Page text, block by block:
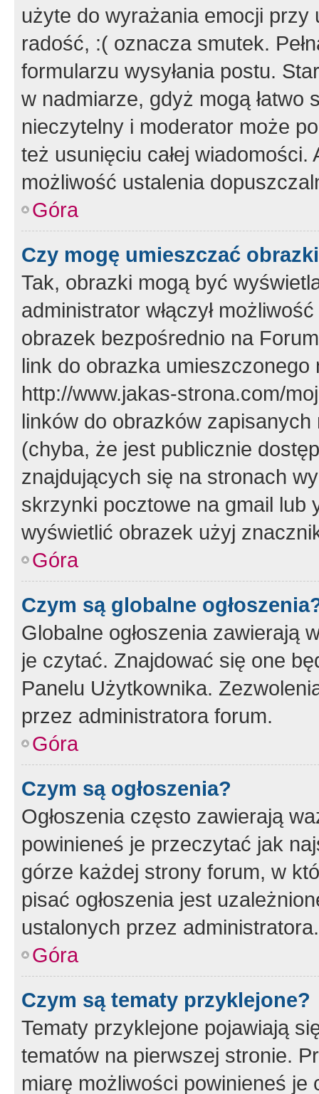
użyte do wyrażania emocji
radość, :( oznacza smutek.
formularzu wysyłania postu.
w nadmiarze, gdyż mogą
nieczytelny i moderator może
też usunięciu całej
możliwość ustalenia
Góra
Czy mogę umieszczać
Tak, obrazki mogą być
administrator włączył
obrazek bezpośrednio na
link do obrazka
http://www.jakas-strona.com/
linków do obrazków
(chyba, że jest publicznie
znajdujących się na stronach
skrzynki pocztowe na gmail lub
wyświetlić obrazek użyj
Góra
Czym są globalne
Globalne ogłoszenia zawierają
je czytać. Znajdować się one
Panelu Użytkownika.
przez administratora forum.
Góra
Czym są ogłoszenia?
Ogłoszenia często zawierają
powinieneś je przeczytać jak
górze każdej strony forum, w
pisać ogłoszenia jest
ustalonych przez administratora.
Góra
Czym są tematy przyklejone?
Tematy przyklejone pojawiają
tematów na pierwszej stronie.
miarę możliwości powinieneś je